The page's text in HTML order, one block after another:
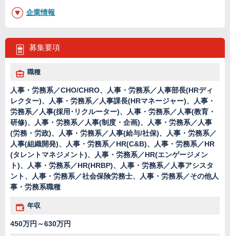
募集要項
職種
人事・労務系／CHO/CHRO、人事・労務系／人事部長(HRディ
レクター)、人事・労務系／人事課長(HRマネージャー)、人事・
労務系／人事(採用･リクルーター)、人事・労務系／人事(教育・
研修)、人事・労務系／人事(制度・企画)、人事・労務系／人事
(労務・労政)、人事・労務系／人事(給与/社保)、人事・労務系／
人事(組織開発)、人事・労務系／HR(C&B)、人事・労務系／HR
(タレントマネジメント)、人事・労務系／HR(エンゲージメン
ト)、人事・労務系／HR(HRBP)、人事・労務系／人事アシスタ
ント、人事・労務系／社会保険労務士、人事・労務系／その他人
事・労務系職種
年収
450万円～630万円
企業情報